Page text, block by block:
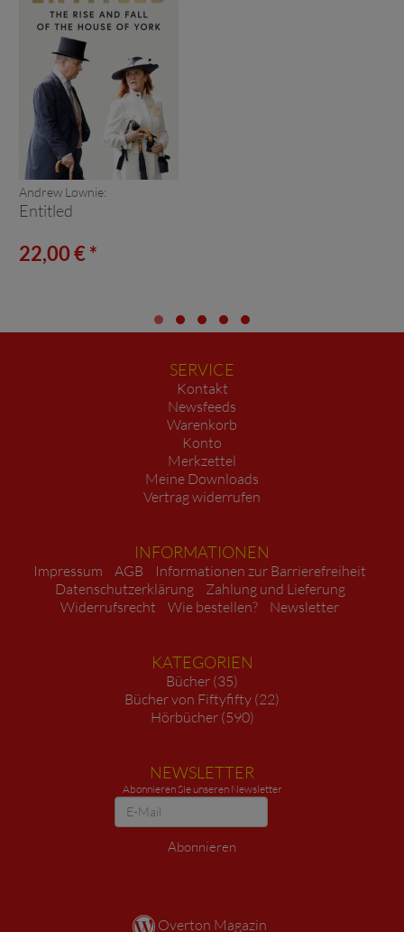
Andrew Lownie:
Entitled
22,00 € *
SERVICE
Kontakt
Newsfeeds
Warenkorb
Konto
Merkzettel
Meine Downloads
Vertrag widerrufen
INFORMATIONEN
Impressum AGB
Informationen zur Barrierefreiheit
Datenschutzerklärung
Zahlung und Lieferung
Widerrufsrecht
Wie bestellen? Newsletter
KATEGORIEN
Bücher (35)
Bücher von Fiftyfifty (22)
Hörbücher (590)
NEWSLETTER
Abonnieren Sie unseren Newsletter
Newsletter
Abonnieren
Overton Magazin